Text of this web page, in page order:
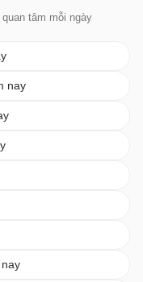
tâm mỗi ngày
nay